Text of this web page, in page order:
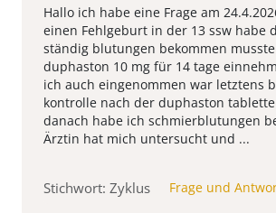
Hallo ich habe eine Frage am
einen Fehlgeburt in der 13 ssw habe
ständig blutungen bekommen
duphaston 10 mg für 14 tage
ich auch eingenommen war letztens
kontrolle nach der duphaston
danach habe ich schmierblutungen
Ärztin hat mich untersucht und ...
Stichwort: Zyklus Frage und